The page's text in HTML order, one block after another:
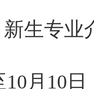
新生专业
10月 10日